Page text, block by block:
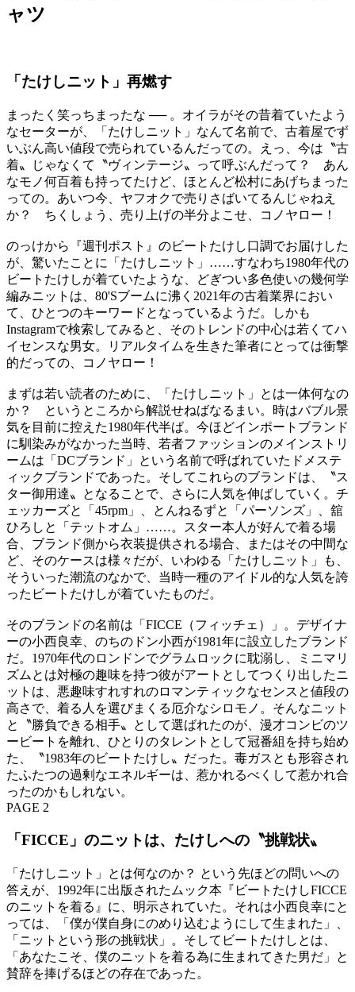
ャツ
「たけしニット」再燃す
まったく笑っちまったな ── 。オイラがその昔着ていたよう
なセーターが、「たけしニット」なんて名前で、古着屋でず
いぶん高い値段で売られているんだっての。えっ、今は〝古
着〟じゃなくて〝ヴィンテージ〟って呼ぶんだって？ あん
なモノ何百着も持ってたけど、ほとんど松村にあげちまった
っての。あいつ今、ヤフオクで売りさばいてるんじゃねえ
か？ ちくしょう、売り上げの半分よこせ、コノヤロー！
のっけから『週刊ポスト』のビートたけし口調でお届けした
が、驚いたことに「たけしニット」……すなわち1980年代の
ビートたけしが着ていたような、どぎつい多色使いの幾何学
編みニットは、80'Sブームに沸く2021年の古着業界におい
て、ひとつのキーワードとなっているようだ。しかも
Instagramで検索してみると、そのトレンドの中心は若くてハ
イセンスな男女。リアルタイムを生きた筆者にとっては衝撃
的だっての、コノヤロー！
まずは若い読者のために、「たけしニット」とは一体何なの
か？ というところから解説せねばなるまい。時はバブル景
気を目前に控えた1980年代半ば。今ほどインポートブランド
に馴染みがなかった当時、若者ファッションのメインストリ
ームは「DCブランド」という名前で呼ばれていたドメステ
ィックブランドであった。そしてこれらのブランドは、〝ス
ター御用達〟となることで、さらに人気を伸ばしていく。チ
ェッカーズと「45rpm」、とんねるずと「パーソンズ」、舘
ひろしと「テットオム」……。スター本人が好んで着る場
合、ブランド側から衣装提供される場合、またはその中間な
ど、そのケースは様々だが、いわゆる「たけしニット」も、
そういった潮流のなかで、当時一種のアイドル的な人気を誇
ったビートたけしが着ていたものだ。
そのブランドの名前は「FICCE（フィッチェ）」。デザイナ
ーの小西良幸、のちのドン小西が1981年に設立したブランド
だ。1970年代のロンドンでグラムロックに耽溺し、ミニマリ
ズムとは対極の趣味を持つ彼がアートとしてつくり出したニ
ットは、悪趣味すれすれのロマンティックなセンスと値段の
高さで、着る人を選びまくる厄介なシロモノ。そんなニット
と〝勝負できる相手〟として選ばれたのが、漫才コンビのツ
ービートを離れ、ひとりのタレントとして冠番組を持ち始め
た、〝1983年のビートたけし〟だった。毒ガスとも形容され
たふたつの過剰なエネルギーは、惹かれるべくして惹かれ合
ったのかもしれない。
PAGE 2
「FICCE」のニットは、たけしへの〝挑戦状〟
「たけしニット」とは何なのか？ という先ほどの問いへの
答えが、1992年に出版されたムック本『ビートたけしFICCE
のニットを着る』に、明示されていた。それは小西良幸にと
っては、「僕が僕自身にのめり込むようにして生まれた」、
「ニットという形の挑戦状」。そしてビートたけしとは、
「あなたこそ、僕のニットを着る為に生まれてきた男だ」と
賛辞を捧げるほどの存在であった。